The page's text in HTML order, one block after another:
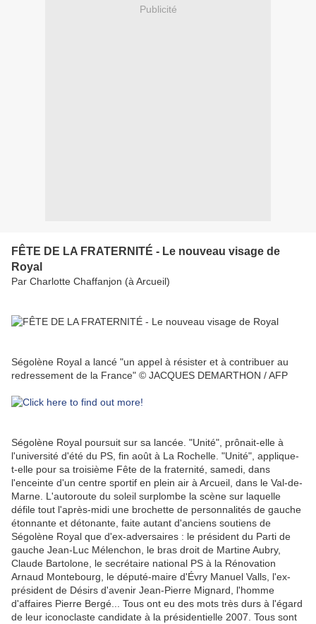
Publicité
FÊTE DE LA FRATERNITÉ - Le nouveau visage de
Royal
Par Charlotte Chaffanjon (à Arcueil)
Ségolène Royal a lancé "un appel à résister et à contribuer au
redressement de la France" © JACQUES DEMARTHON / AFP
Ségolène Royal poursuit sur sa lancée. "Unité", prônait-elle à
l'université d'été du PS, fin août à La Rochelle. "Unité", applique-
t-elle pour sa troisième Fête de la fraternité, samedi, dans
l'enceinte d'un centre sportif en plein air à Arcueil, dans le Val-de-
Marne. L'autoroute du soleil surplombe la scène sur laquelle
défile tout l'après-midi une brochette de personnalités de gauche
étonnante et détonante, faite autant d'anciens soutiens de
Ségolène Royal que d'ex-adversaires : le président du Parti de
gauche Jean-Luc Mélenchon, le bras droit de Martine Aubry,
Claude Bartolone, le secrétaire national PS à la Rénovation
Arnaud Montebourg, le député-maire d'Évry Manuel Valls, l'ex-
président de Désirs d'avenir Jean-Pierre Mignard, l'homme
d'affaires Pierre Bergé... Tous ont eu des mots très durs à l'égard
de leur iconoclaste candidate à la présidentielle 2007. Tous sont